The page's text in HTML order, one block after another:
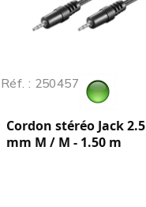
Réf. : 250457
Cordon stéréo Jack 2.5
mm M / M - 1.50 m